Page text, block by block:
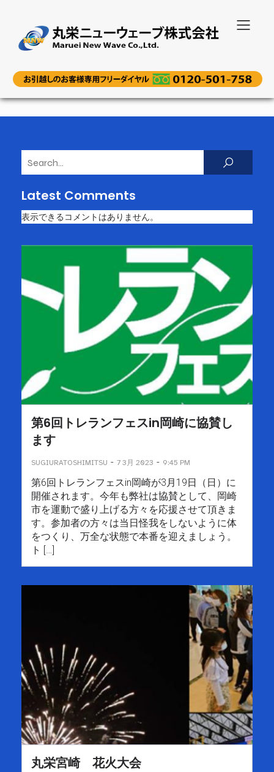
Latest Comments
表示できるコメントはありません。
第6回トレランフェスin岡崎に協賛し
ます
SUGIURATOSHIMITSU - 7 3月 2023 - 9:45 PM
第6回トレランフェスin岡崎が3月19日（日）に
開催されます。今年も弊社は協賛として、岡崎
市を運動で盛り上げる方々を応援させて頂きま
す。参加者の方々は当日怪我をしないように体
をつくり、万全な状態で本番を迎えましょう。
ト […]
丸栄宮崎 花火大会